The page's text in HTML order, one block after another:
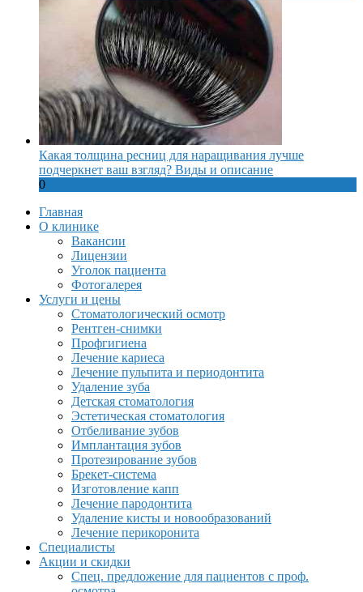
Какая толщина ресниц для наращивания лучше
подчеркнет ваш взгляд? Виды и описание
0
Главная
О клинике
Вакансии
Лицензии
Уголок пациента
Фотогалерея
Услуги и цены
Стоматологический осмотр
Рентген-снимки
Профгигиена
Лечение кариеса
Лечение пульпита и периодонтита
Удаление зуба
Детская стоматология
Эстетическая стоматология
Отбеливание зубов
Имплантация зубов
Протезирование зубов
Брекет-система
Изготовление капп
Лечение пародонтита
Удаление кисты и новообразований
Лечение перикоронита
Специалисты
Акции и скидки
Спец. предложение для пациентов с проф.